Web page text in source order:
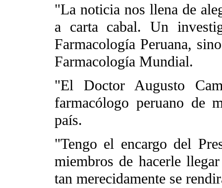
"La noticia nos llena de
a carta cabal. Un
Farmacología Peruana,
Farmacología Mundial.
"El Doctor Augusto
farmacólogo peruano de
país.
"Tengo el encargo del
miembros de hacerle
tan merecidamente se